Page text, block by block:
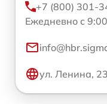
+7 (800) 301-
Ежедневно с
ул. Ленина, 23